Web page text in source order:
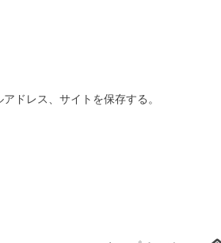
ドレス、サイトを保存する。